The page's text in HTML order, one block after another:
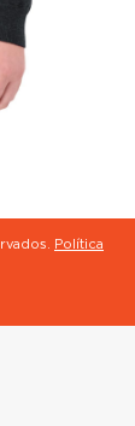
Política